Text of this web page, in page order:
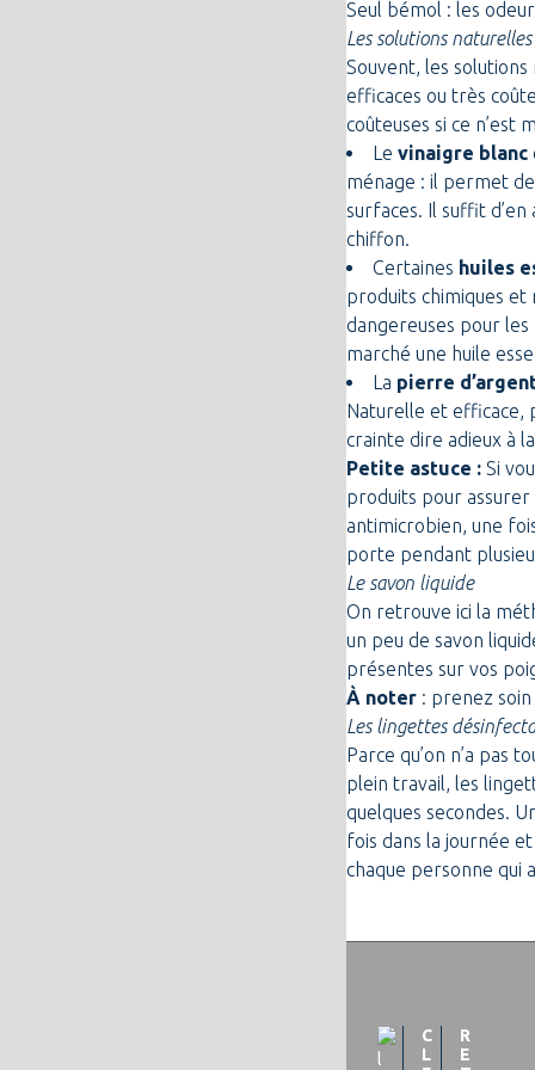
Seul bémol : les
Les solutions naturelles
Souvent, les
efficaces ou très
coûteuses si ce n’est
Le vinaigre blanc
ménage : il permet
surfaces. Il suffit
chiffon.
Certaines huiles
produits chimiques
dangereuses pour
marché une huile
La pierre
Naturelle et efficace,
crainte dire adieux à
Petite astuce : Si
produits pour
antimicrobien, une
porte pendant
Le savon liquide
On retrouve ici la
un peu de savon
présentes sur vos
À noter : prenez
Les lingettes
Parce qu’on n’a pas
plein travail, les
quelques secondes.
fois dans la journée
chaque personne qui
C
L
R
E